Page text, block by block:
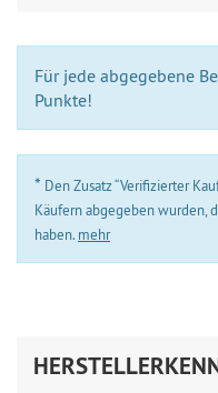
Für jede abgegebene
Punkte!
* Den Zusatz “Verifizierter
Käufern abgegeben wurden,
haben. mehr